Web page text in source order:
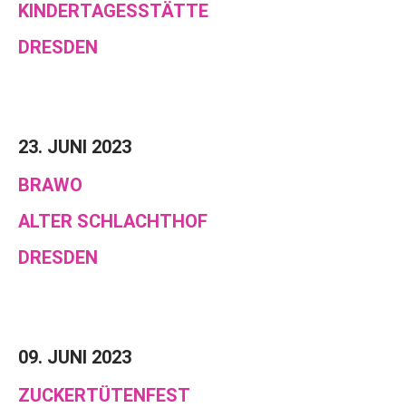
KINDERTAGESSTÄTTE
DRESDEN
23. JUNI 2023
BRAWO
ALTER SCHLACHTHOF
DRESDEN
09. JUNI 2023
ZUCKERTÜTENFEST